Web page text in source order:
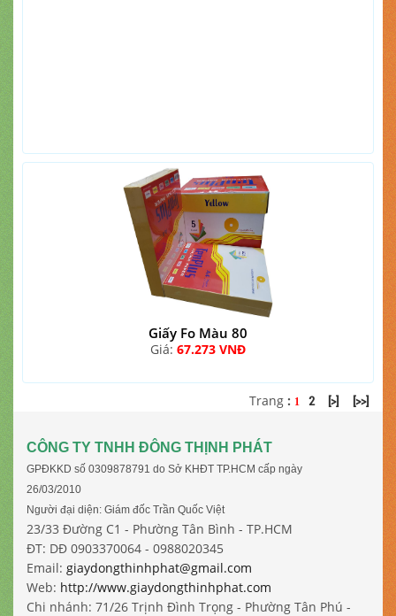
Giấy Fo Màu 80
Giá: 67.273 VNĐ
Trang : 1 2 [>] [>>]
CÔNG TY TNHH ĐÔNG THỊNH PHÁT
GPĐKKD số 0309878791 do Sở KHĐT TP.HCM cấp ngày
26/03/2010
Người đại diện: Giám đốc Trần Quốc Việt
23/33 Đường C1 - Phường Tân Bình - TP.HCM
ĐT: DĐ 0903370064 - 0988020345
Email: giaydongthinhphat@gmail.com
Web: http://www.giaydongthinhphat.com
Chi nhánh: 71/26 Trịnh Đình Trọng - Phường Tân Phú -